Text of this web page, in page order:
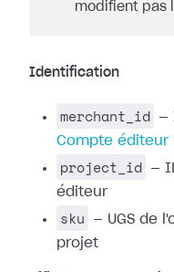
modifient pas
Identification
merchant_id
—
Compte éditeur
project_id
—
éditeur
sku
— UGS de
projet